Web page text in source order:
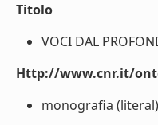
Titolo
VOCI DAL
Http://www.cnr.it/
monografia (literal)